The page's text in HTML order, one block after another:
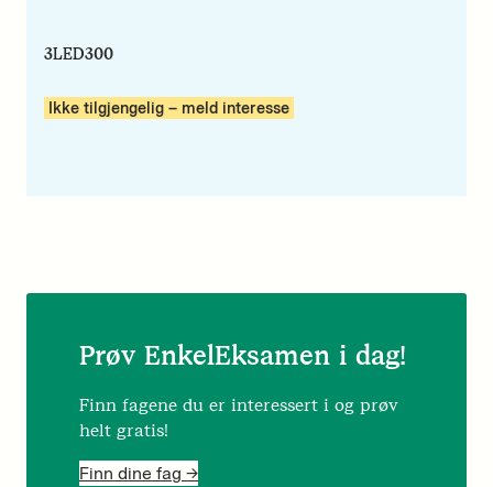
3LED300
Ikke tilgjengelig – meld interesse
Prøv EnkelEksamen i dag!
Finn fagene du er interessert i og prøv
helt gratis!
Finn dine fag ->